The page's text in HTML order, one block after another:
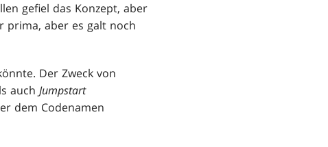
gefiel das Konzept, aber
prima, aber es galt noch
Der Zweck von
auch Jumpstart
dem Codenamen